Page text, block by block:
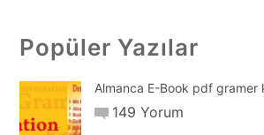
Popüler Yazılar
Almanca E-Book pdf gramer
149 Yorum